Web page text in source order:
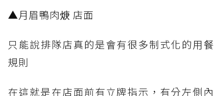
▲月眉鴨肉焿 店面
只能說排隊店真的是會有很多制式化的用餐
規則
在這就是在店面前有立牌指示，有分左側內